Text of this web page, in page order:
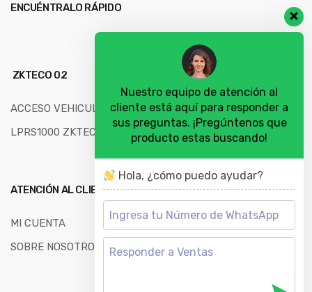
ENCUÉNTRALO RÁPIDO
ZKTECO 02
ACCESO VEHICULAR
LPRS1000 ZKTECO
ATENCIÓN AL CLIENTE
MI CUENTA
SOBRE NOSOTROS
Nuestro equipo de atención al
cliente está aquí para responder a
sus preguntas. ¡Pregúntenos que
producto estas buscando!
Hola, ¿cómo puedo ayudar?